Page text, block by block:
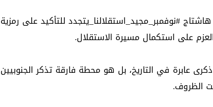
#نوفمبر_مجيد_استقلالنا_يتجدد للتأكيد على رمزية
على استكمال مسيرة الاستقلال.
عابرة في التاريخ، بل هو محطة فارقة تذكر الجنوبيين
الظروف.